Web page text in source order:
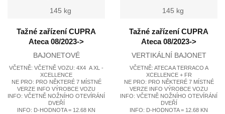
145 kg
Tažné zařízení CUPRA
Ateca 08/2023->
BAJONETOVÉ
VČETNĚ: VČETNĚ VOZU: 4X4 A XL -
XCELLENCE
NE PRO: PRO NĚKTERÉ 7 MÍSTNÉ
VERZE INFO VÝROBCE VOZU
INFO: VČETNĚ NOŽNÍHO OTEVÍRÁNÍ
DVEŘÍ
INFO: D-HODNOTA = 12.68 KN
145 kg
Tažné zařízení CUPRA
Ateca 08/2023->
VERTIKÁLNÍ BAJONET
VČETNĚ: ATECA A TERRACO A
XCELLENCE + FR
NE PRO: PRO NĚKTERÉ 7 MÍSTNÉ
VERZE INFO VÝROBCE VOZU
INFO: VČETNĚ NOŽNÍHO OTEVÍRÁNÍ
DVEŘÍ
INFO: D-HODNOTA = 12.68 KN